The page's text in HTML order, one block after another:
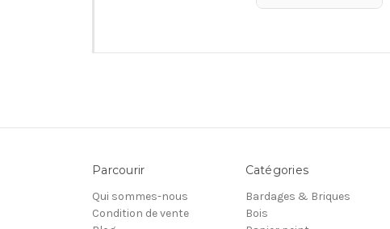
Parcourir
Qui sommes-nous
Condition de vente
Catégories
Bardages & Briques
Bois